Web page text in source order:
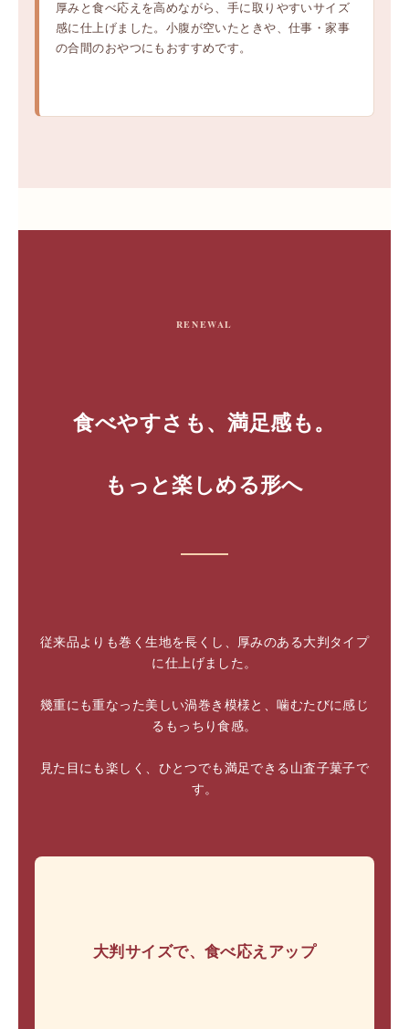
厚みと食べ応えを高めながら、手に取りやすいサイズ
感に仕上げました。小腹が空いたときや、仕事・家事
の合間のおやつにもおすすめです。
RENEWAL
食べやすさも、満足感も。
もっと楽しめる形へ
従来品よりも巻く生地を長くし、厚みのある大判タイプ
に仕上げました。
幾重にも重なった美しい渦巻き模様と、噛むたびに感じ
るもっちり食感。
見た目にも楽しく、ひとつでも満足できる山査子菓子で
す。
大判サイズで、食べ応えアップ